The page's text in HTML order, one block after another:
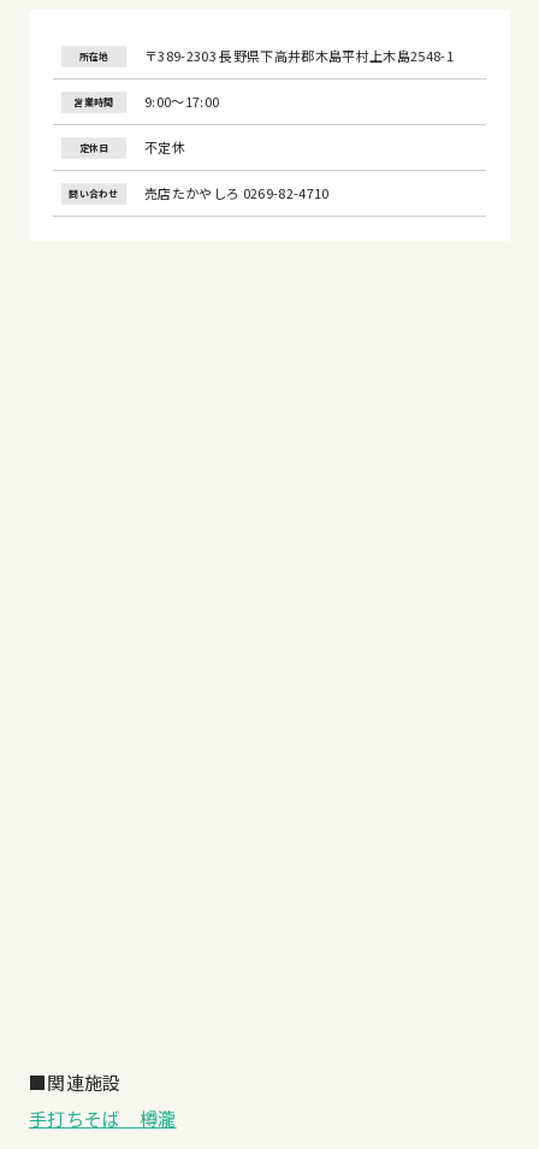
所在地 〒389-2303 長野県下高井郡木島平村上木島2548-1
営業時間 9:00〜17:00
定休日 不定休
問い合わせ 売店たかやしろ 0269-82-4710
■関連施設
手打ちそば 樽瀧